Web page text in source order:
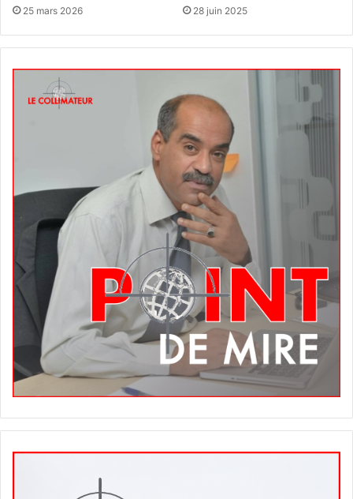
25 mars 2026 28 juin 2025